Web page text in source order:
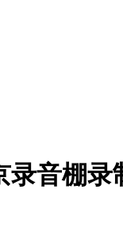
录音棚录